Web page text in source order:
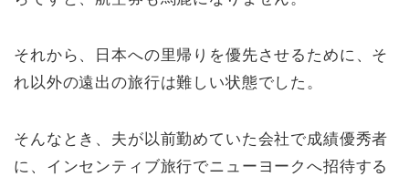
それから、日本への里帰りを優先させるために、そ
れ以外の遠出の旅行は難しい状態でした。
そんなとき、夫が以前勤めていた会社で成績優秀者
に、インセンティブ旅行でニューヨークへ招待する